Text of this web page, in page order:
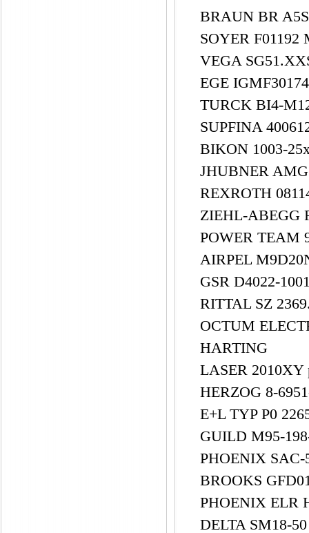
BRAUN BR
SOYER F01192
VEGA
EGE
TURCK BI4-
SUPFINA
BIKON 1003-
JHUBNER
REXROTH
ZIEHL-ABEGG
POWER TEAM
AIRPEL
GSR D4022-
RITTAL SZ
OCTUM
HARTING
LASER
HERZOG 8-
E+L TYP P0
GUILD M95-
PHOENIX SAC-
BROOKS
PHOENIX ELR
DELTA SM18-